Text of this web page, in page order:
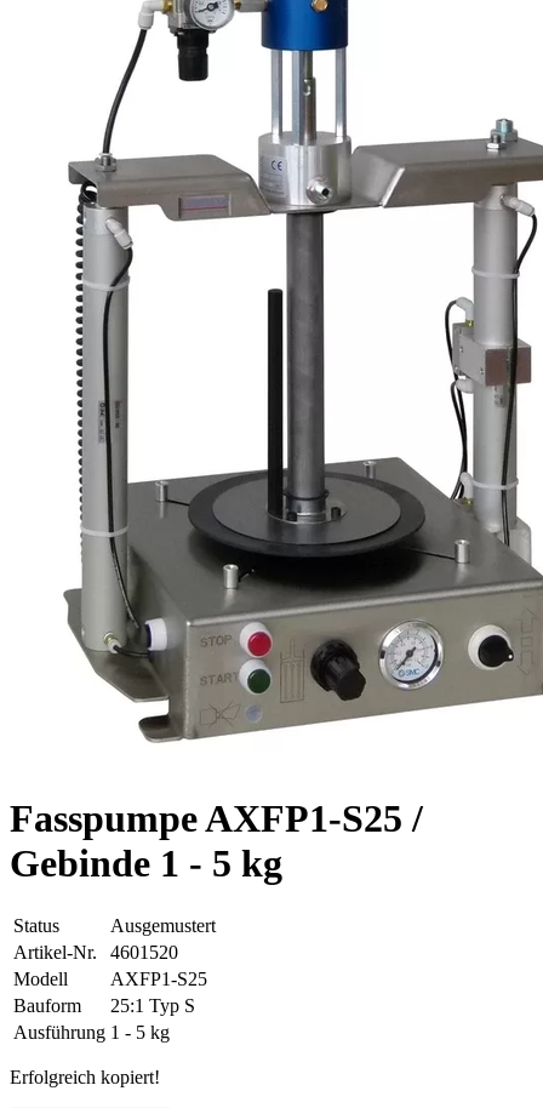
Fasspumpe AXFP1-S25 /
Gebinde 1 - 5 kg
Status
Ausgemustert
Artikel-Nr.
4601520
Modell
AXFP1-S25
Bauform
25:1 Typ S
Ausführung 1 - 5 kg
Erfolgreich kopiert!